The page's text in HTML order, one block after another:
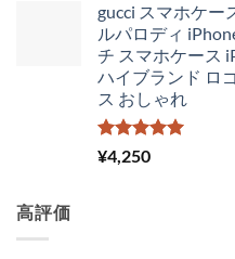
価
格
は
¥4,300
で
し
の
価
格
は
gucci スマホケー
ルパロディ
チ スマホケース
ハイブランド ロ
ス おしゃれ
5段階中
5.00
¥4,250
高評価